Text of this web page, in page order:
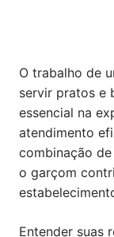
O trabalho de
servir pratos e
essencial na
atendimento
combinação
o garçom
Entender suas